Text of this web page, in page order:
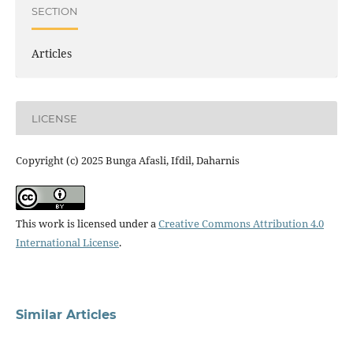
SECTION
Articles
LICENSE
Copyright (c) 2025 Bunga Afasli, Ifdil, Daharnis
This work is licensed under aCreative Commons Attribution 4.0
International License.
Similar Articles